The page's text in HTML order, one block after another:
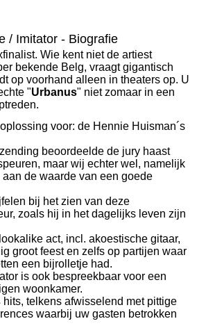
/ Imitator - Biografie
Wie kent niet de artiest
bekende Belg, vraagt gigantisch
op voorhand alleen in theaters op. U
"Urbanus" niet zomaar in een
voor: de Hennie Huisman´s
beoordeelde de jury haast
maar wij echter wel, namelijk
de waarde van een goede
bij het zien van deze
zoals hij in het dagelijks leven zijn
act, incl. akoestische gitaar,
groot feest en zelfs op partijen waar
een bijrolletje had.
is ook bespreekbaar voor een
woonkamer.
hits, telkens afwisselend met pittige
waarbij uw gasten betrokken